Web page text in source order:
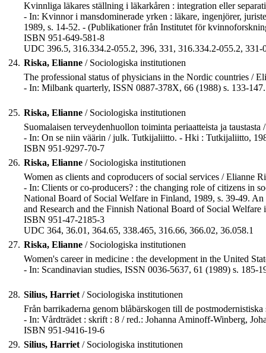
Kvinnliga läkares ställning i läkarkåren : integration eller
- In: Kvinnor i mansdominerade yrken : läkare, ingenjörer,
1989, s. 14-52. - (Publikationer från Institutet för
ISBN 951-649-581-8
UDC 396.5, 316.334.2-055.2, 396, 331, 316.334.2-055.2, 331-
24. Riska, Elianne / Sociologiska institutionen
The professional status of physicians in the Nordic countries /
- In: Milbank quarterly, ISSN 0887-378X, 66 (1988) s. 133-147.
25. Riska, Elianne / Sociologiska institutionen
Suomalaisen terveydenhuollon toiminta periaatteista ja taustasta
- In: On se niin väärin / julk. Tutkijaliitto. - Hki : Tutkijaliitto,
ISBN 951-9297-70-7
26. Riska, Elianne / Sociologiska institutionen
Women as clients and coproducers of social services / Elianne
- In: Clients or co-producers? : the changing role of citizens in
National Board of Social Welfare in Finland, 1989, s. 39-49.
and Research and the Finnish National Board of Social
ISBN 951-47-2185-3
UDC 364, 36.01, 364.65, 338.465, 316.66, 366.02, 36.058.1
27. Riska, Elianne / Sociologiska institutionen
Women's career in medicine : the development in the United
- In: Scandinavian studies, ISSN 0036-5637, 61 (1989) s. 185-
28. Silius, Harriet/ Sociologiska institutionen
Från barrikaderna genom blåbärskogen till de
- In: Vårdträdet : skrift : 8 / red.: Johanna Aminoff-Winberg,
ISBN 951-9416-19-6
29. Silius, Harriet/ Sociologiska institutionen